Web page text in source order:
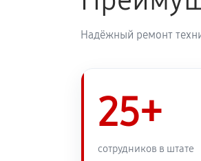
Надёжный ремонт
25+
сотрудников в штате